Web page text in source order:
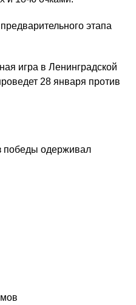
этапа
игра в Ленинградской
28 января против
победы одерживал